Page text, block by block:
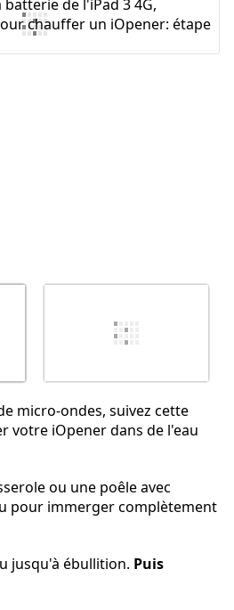
micro-ondes, suivez cette
votre iOpener dans de l'eau
ou une poêle avec
pour immerger complètement
jusqu'à ébullition. Puis